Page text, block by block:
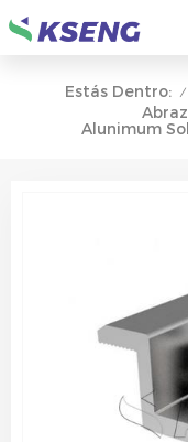
Estás Dentro: /